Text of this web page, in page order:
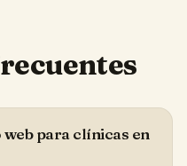
web para clínicas en